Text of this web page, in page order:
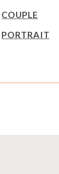
COUPLE
PORTRAIT